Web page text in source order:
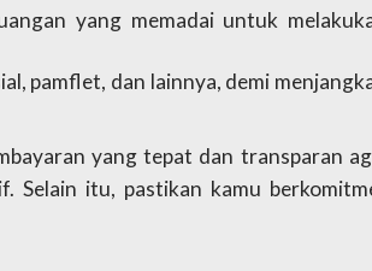
yang memadai untuk
pamflet, dan lainnya, demi
yang tepat dan transparan
Selain itu, pastikan kamu